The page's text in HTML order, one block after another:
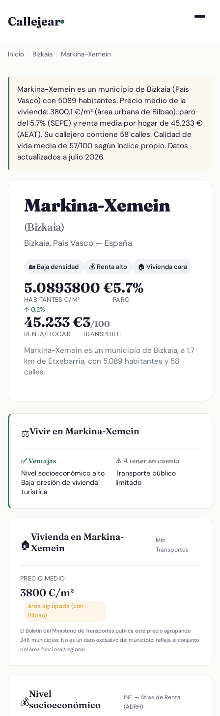
Callejear
Inicio Bizkaia Markina-Xemein
Markina-Xemein es un municipio de Bizkaia (País
Vasco) con 5089 habitantes. Precio medio de la
vivienda: 3800,1 €/m² (área urbana de Bilbao). paro
del 5.7% (SEPE) y renta media por hogar de 45.233 €
(AEAT). Su callejero contiene 58 calles. Calidad de
vida media de 57/100 según índice propio. Datos
actualizados a julio 2026.
Markina-Xemein
(Bizkaia)
Bizkaia, País Vasco — España
🏡 Baja densidad 💰 Renta alto 🏠 Vivienda cara
5.089
HABITANTES
↑ 0.2%
3800 €
€/M²
5.7%
PARO
45.233 €
RENTA/HOGAR
3/100
TRANSPORTE
Markina-Xemein es un municipio de Bizkaia, a 1.7
km de Etxebarria, con 5.089 habitantes y 58
calles.
⚖️Vivir en Markina-Xemein
✅ Ventajas
Nivel socioeconómico alto
Baja presión de vivienda
turística
⚠️ A tener en cuenta
Transporte público
limitado
🏠
Vivienda en Markina-
Xemein
Min.
Transportes
PRECIO MEDIO
3800 €/m²
área agrupada (con
Bilbao)
El Boletín del Ministerio de Transportes publica este precio agrupando
248 municipios. No es un dato exclusivo del municipio: refleja el conjunto
del área funcional/regional.
💰
Nivel
socioeconómico
INE — Atlas de Renta
(ADRH)